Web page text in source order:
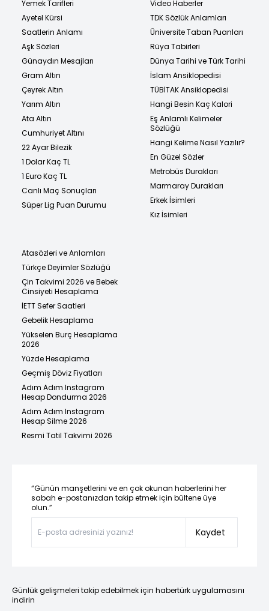
Yemek Tarifleri
Ayetel Kürsi
Saatlerin Anlamı
Aşk Sözleri
Günaydın Mesajları
Gram Altın
Çeyrek Altın
Yarım Altın
Ata Altın
Cumhuriyet Altını
22 Ayar Bilezik
1 Dolar Kaç TL
1 Euro Kaç TL
Canlı Maç Sonuçları
Süper Lig Puan Durumu
Video Haberler
TDK Sözlük Anlamları
Üniversite Taban Puanları
Rüya Tabirleri
Dünya Tarihi ve Türk Tarihi
İslam Ansiklopedisi
TÜBİTAK Ansiklopedisi
Hangi Besin Kaç Kalori
Eş Anlamlı Kelimeler
Sözlüğü
Hangi Kelime Nasıl Yazılır?
En Güzel Sözler
Metrobüs Durakları
Marmaray Durakları
Erkek İsimleri
Kız İsimleri
Atasözleri ve Anlamları
Türkçe Deyimler Sözlüğü
Çin Takvimi 2026 ve Bebek
Cinsiyeti Hesaplama
İETT Sefer Saatleri
Gebelik Hesaplama
Yükselen Burç Hesaplama
2026
Yüzde Hesaplama
Geçmiş Döviz Fiyatları
Adım Adım Instagram
Hesap Dondurma 2026
Adım Adım Instagram
Hesap Silme 2026
Resmi Tatil Takvimi 2026
“Günün manşetlerini ve en çok okunan haberlerini her
sabah e-postanızdan takip etmek için bültene üye
olun.”
Kaydet
Günlük gelişmeleri takip edebilmek için habertürk uygulamasını
indirin